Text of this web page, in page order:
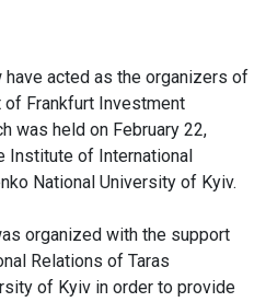
have acted as the organizers of
Frankfurt Investment
was held on February 22,
Institute of International
National University of Kyiv.
organized with the support
Relations of Taras
of Kyiv in order to provide